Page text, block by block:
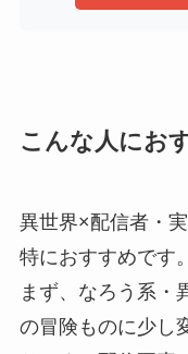
こんな人にお
異世界×配信者・
特におすすめです。
まず、なろう系・
の冒険ものに少し